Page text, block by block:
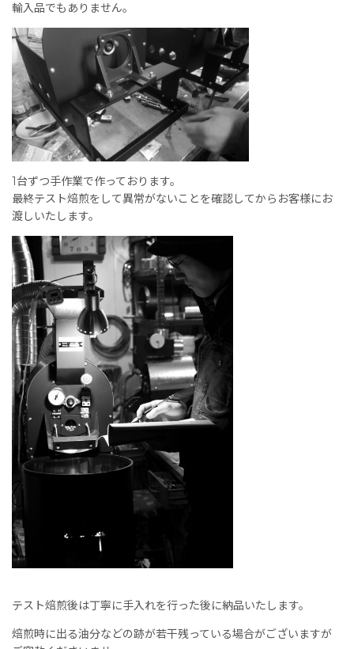
輸入品でもありません。
1台ずつ手作業で作っております。
最終テスト焙煎をして異常がないことを確認してからお客様にお
渡しいたします。
テスト焙煎後は丁寧に手入れを行った後に納品いたします。
焙煎時に出る油分などの跡が若干残っている場合がございますが